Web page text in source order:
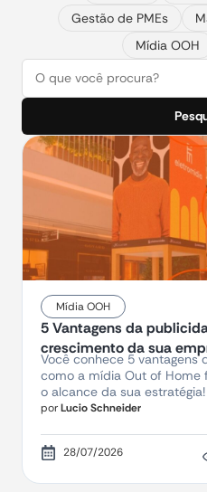
Gestão de PMEs
Mídia OOH
Mídia OOH
5 Vantagens da
crescimento da sua
Você conhece 5 vantagens
como a mídia Out of
o alcance da sua estratégia!
porLucio Schneider
28/07/2026